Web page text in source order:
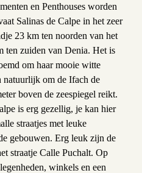
en Penthouses worden
Salinas de Calpe in het zeer
23 km ten noorden van het
ten zuiden van Denia. Het is
om haar mooie witte
natuurlijk om de Ifach de
boven de zeespiegel reikt.
is erg gezellig, je kan hier
straatjes met leuke
gebouwen. Erg leuk zijn de
straatje Calle Puchalt. Op
winkels en een